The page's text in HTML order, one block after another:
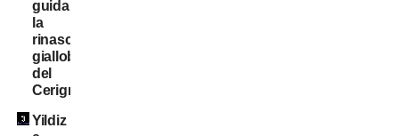
guida
la
rinascita
gialloblù
del
Cerignola
Yildiz